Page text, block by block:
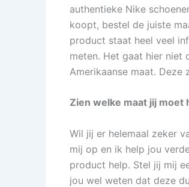
authentieke Nike
koopt, bestel de juiste
product staat heel veel
meten. Het gaat hier niet
Amerikaanse maat. Deze
Zien welke maat jij moet
Wil jij er helemaal zeker
mij op en ik help jou
product help. Stel jij mij
jou wel weten dat deze